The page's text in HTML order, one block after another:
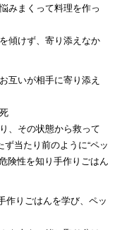
みまくって料理を作っ
傾けず、寄り添えなか
互いが相手に寄り添え
、その状態から救って
ず当たり前のように“ペッ
険性を知り手作りごはん
作りごはんを学び、ペッ